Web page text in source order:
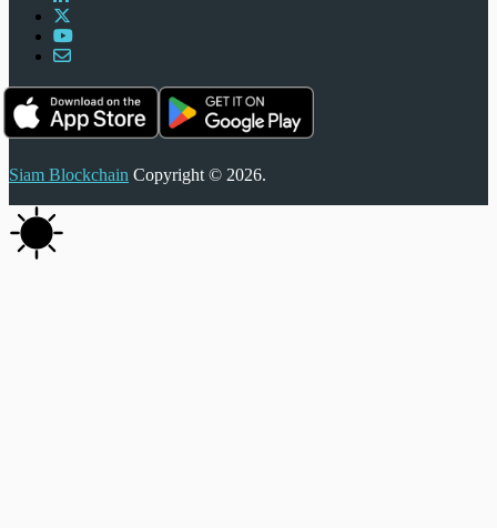
Siam Blockchain Copyright © 2026.